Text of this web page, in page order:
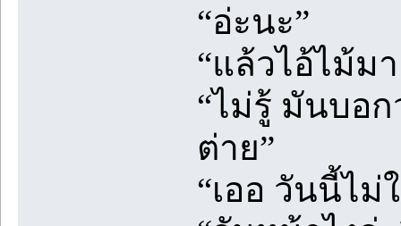
“อ่ะนะ”
“แล้วไอ้ไม้มา
“ไม่รู้ มันบอก
ต่าย”
“เออ วันนี้ไม่